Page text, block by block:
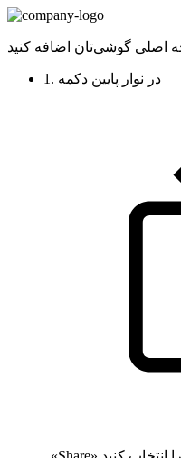
1. در نوار پایین دکمه